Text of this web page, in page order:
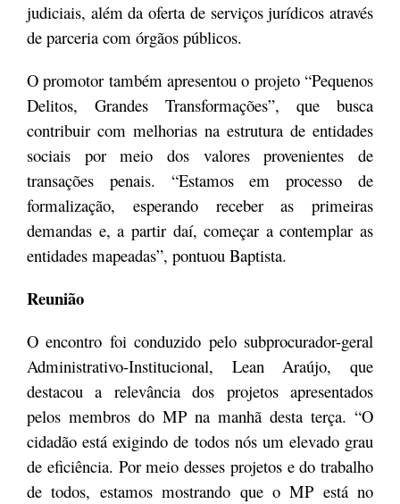
judiciais, além da oferta de serviços jurídicos através
de parceria com órgãos públicos.
O promotor também apresentou o projeto “Pequenos
Delitos, Grandes Transformações”, que busca
contribuir com melhorias na estrutura de entidades
sociais por meio dos valores provenientes de
transações penais. “Estamos em processo de
formalização, esperando receber as primeiras
demandas e, a partir daí, começar a contemplar as
entidades mapeadas”, pontuou Baptista.
Reunião
O encontro foi conduzido pelo subprocurador-geral
Administrativo-Institucional, Lean Araújo, que
destacou a relevância dos projetos apresentados
pelos membros do MP na manhã desta terça. “O
cidadão está exigindo de todos nós um elevado grau
de eficiência. Por meio desses projetos e do trabalho
de todos, estamos mostrando que o MP está no